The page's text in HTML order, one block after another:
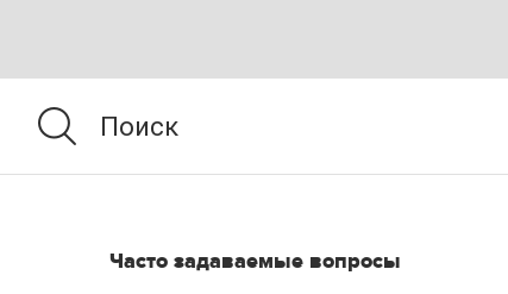
Часто задаваемые вопросы